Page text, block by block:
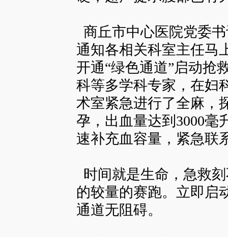
商丘市中心医院党委
通知各相关科室主任马
开通“绿色通道”启动抢
科等多学科专家，在妇
术室紧急进行了全麻，
孕，出血量达到3000毫
速补充血容量，紧急联
时间就是生命，急救
的较量的赛跑。立即启
通道无阻碍。